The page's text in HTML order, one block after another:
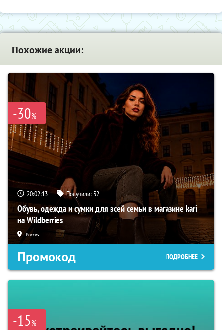
Похожие акции:
-30%
20:02:12 Получили: 32
Обувь, одежда и сумки для всей семьи в магазине kari
на Wildberries
Россия
Промокод ПОДРОБНЕЕ
-15%